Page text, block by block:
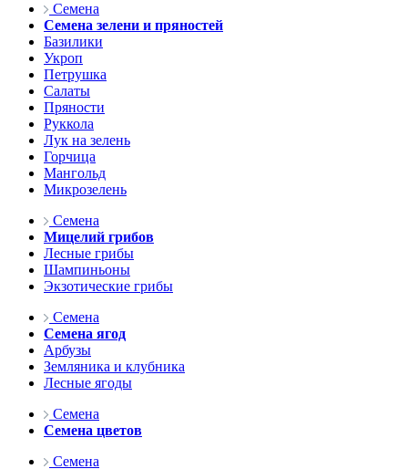
Семена
Семена зелени и пряностей
Базилики
Укроп
Петрушка
Салаты
Пряности
Руккола
Лук на зелень
Горчица
Мангольд
Микрозелень
Семена
Мицелий грибов
Лесные грибы
Шампиньоны
Экзотические грибы
Семена
Семена ягод
Арбузы
Земляника и клубника
Лесные ягоды
Семена
Семена цветов
Семена